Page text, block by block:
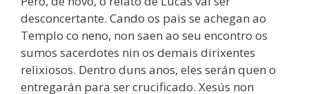
desconcertante. Cando os pais se achegan ao
Templo co neno, non saen ao seu encontro os
sumos sacerdotes nin os demais dirixentes
relixiosos. Dentro duns anos, eles serán quen o
entregarán para ser crucificado. Xesús non